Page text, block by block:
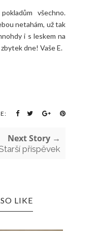
všechno.
netahám, už tak
i s leskem na
dne! Vaše E.
Next Story →
příspěvek
LIKE